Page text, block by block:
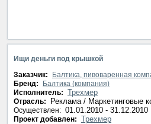
Ищи деньги под крышкой
Заказчик:
Балтика, пивоваренная
Бренд:
Балтика (компания)
Исполнитель: Трехмер
Отрасль: Реклама / Маркетинговые
Осуществлен: 01.01.2010 - 31.12.2010
Проект добавлен: Трехмер